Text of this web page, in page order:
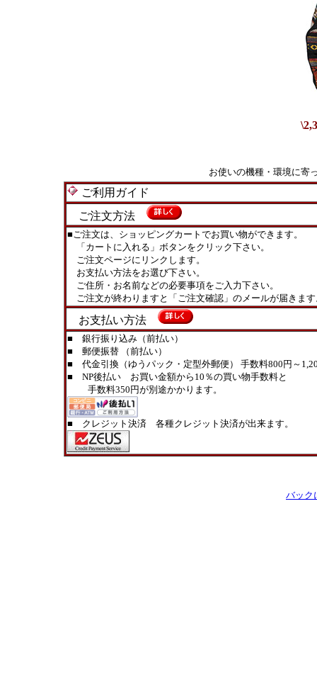
お使いの機種・環境に寄
ご利用ガイド
ご注文方法
■ご注文は、ショッピングカートでお買い物ができます。
「カートに入れる」ボタンをクリック下さい。
ご注文ページにリンクします。
お支払い方法をお選び下さい。
ご住所・お名前などの必要事項をご入力下さい。
ご注文が終わりますと「ご注文確認」のメールが届きま
お支払い方法
■ 銀行振り込み（前払い）
■ 郵便振替 （前払い）
■ 代金引換（ゆうパック・定型外郵便） 手数料800円～
■ NP後払い お買い金額から10％の買い物手数料と
手数料350円が別途かかります。
■ クレジット決済 各種クレジット決済が出来ます。
バック